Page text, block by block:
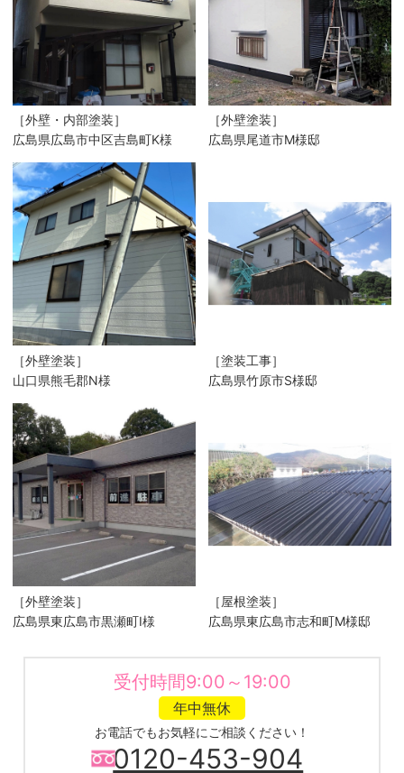
［外壁・内部塗装］
広島県広島市中区吉島町K様
［外壁塗装］
広島県尾道市M様邸
［外壁塗装］
山口県熊毛郡N様
［塗装工事］
広島県竹原市S様邸
［外壁塗装］
広島県東広島市黒瀬町I様
［屋根塗装］
広島県東広島市志和町M様邸
受付時間9:00～19:00
年中無休
お電話でもお気軽にご相談ください！
0120-453-904